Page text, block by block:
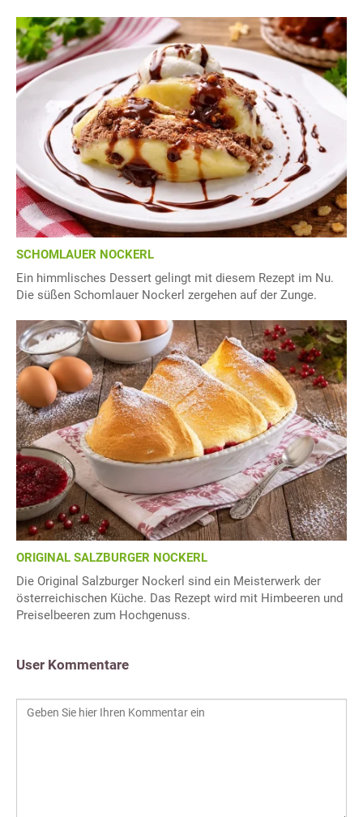
SCHOMLAUER NOCKERL
Ein himmlisches Dessert gelingt mit diesem Rezept im Nu.
Die süßen Schomlauer Nockerl zergehen auf der Zunge.
ORIGINAL SALZBURGER NOCKERL
Die Original Salzburger Nockerl sind ein Meisterwerk der
österreichischen Küche. Das Rezept wird mit Himbeeren und
Preiselbeeren zum Hochgenuss.
User Kommentare